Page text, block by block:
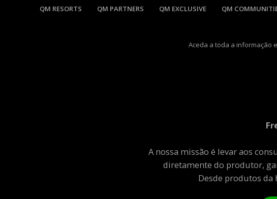
QM RESORTS QM PARTNERS QM EXCLUSIVE QM
Aceda a toda a informação
A nossa missão é levar aos
diretamente do produtor,
Desde produtos